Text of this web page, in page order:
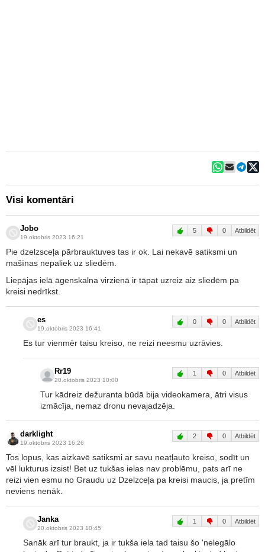
Visi komentāri
Jobo
19.oktobris 2023 16:21
5 0 Atbildēt
Pie dzelzsceļa pārbrauktuves tas ir ok. Lai nekavē satiksmi un
mašīnas nepaliek uz sliedēm.
Liepājas ielā āgenskalna virzienā ir tāpat uzreiz aiz sliedēm pa
kreisi nedrīkst.
es
19.oktobris 2023 16:41
0 0 Atbildēt
Es tur vienmēr taisu kreiso, ne reizi neesmu uzrāvies.
Rr19
20.oktobris 2023 10:00
1 0 Atbildēt
Tur kādreiz dežuranta būdā bija videokamera, ātri visus
izmācīja, nemaz dronu nevajadzēja.
darklight
19.oktobris 2023 16:26
2 0 Atbildēt
Tos lopus, kas aizkavē satiksmi ar savu neatļauto kreiso, sodīt un
vēl lukturus izsist! Bet uz tukšas ielas nav problēmu, pats arī ne
reizi vien esmu no Graudu uz Dzelzceļa pa kreisi maucis, ja pretīm
neviens nenāk.
Janka
20.oktobris 2023 10:45
1 0 Atbildēt
Sanāk arī tur braukt, ja ir tukša iela tad taisu šo 'nelegālo